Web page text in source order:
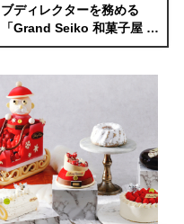
ブディレクターを務める
「Grand Seiko 和菓⼦屋 と
き」が原宿に期間限定オー